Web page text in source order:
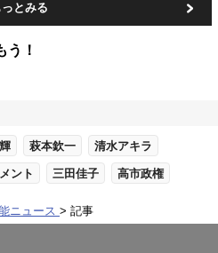
っとみる
う！
萩本欽一 清水アキラ
ント 三田佳子 高市政権
ニュース 記事